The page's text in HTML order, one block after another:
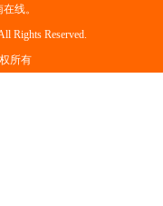
线。
Rights Reserved.
所有